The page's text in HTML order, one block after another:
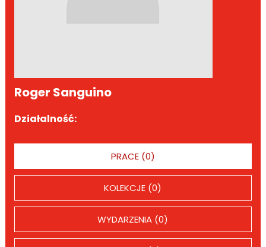
Roger Sanguino
Działalność:
PRACE (0)
KOLEKCJE (0)
WYDARZENIA (0)